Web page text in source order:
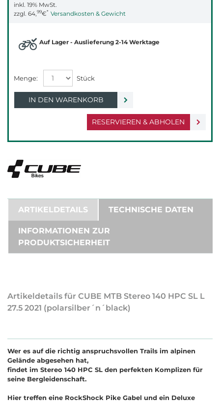
inkl. 19% MwSt.
zzgl. 64,99€* Versandkosten & Gewicht
RESERVIEREN & ABHOLEN
Auf Lager - Auslieferung 2-14 Werktage
IN DEN WARENKORB
ARTIKELDETAILS TECHNISCHE DATEN
INFORMATIONEN ZUR
PRODUKTSICHERHEIT
Artikeldetails für CUBE MTB Stereo 140 HPC SL L
27.5 2021 (polarsilber´n´black)
Wer es auf die richtig anspruchsvollen Trails im alpinen
Gelände abgesehen hat,
findet im Stereo 140 HPC SL den perfekten Komplizen für
seine Bergleidenschaft.
Hier treffen eine RockShock Pike Gabel und ein Deluxe